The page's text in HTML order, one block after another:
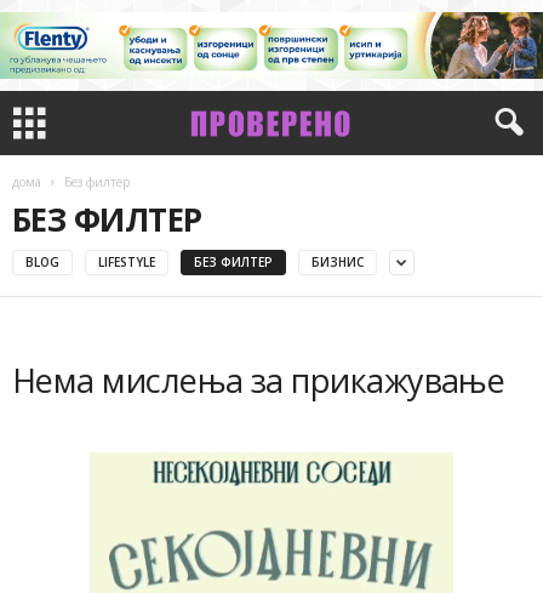
дома Без филтер
БЕЗ ФИЛТЕР
BLOG LIFESTYLE БЕЗ ФИЛТЕР БИЗНИС
Нема мислења за прикажување